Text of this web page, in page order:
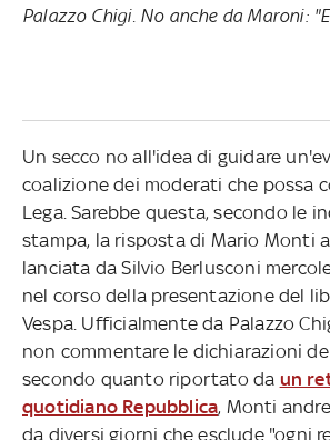
Palazzo Chigi. No anche da Maroni:
Un secco no all'idea di guidare
coalizione dei moderati che possa
Lega. Sarebbe questa, secondo le
stampa, la risposta di Mario Monti
lanciata da Silvio Berlusconi
nel corso della presentazione del
Vespa. Ufficialmente da Palazzo
non commentare le dichiarazioni
secondo quanto riportato da un
quotidiano Repubblica, Monti
da diversi giorni che esclude "ogni